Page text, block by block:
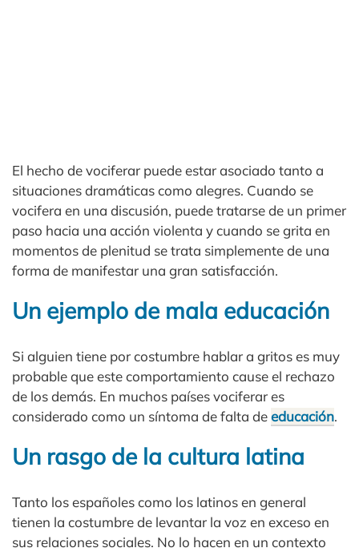
El hecho de vociferar puede estar asociado tanto a
situaciones dramáticas como alegres. Cuando se
vocifera en una discusión, puede tratarse de un primer
paso hacia una acción violenta y cuando se grita en
momentos de plenitud se trata simplemente de una
forma de manifestar una gran satisfacción.
Un ejemplo de mala educación
Si alguien tiene por costumbre hablar a gritos es muy
probable que este comportamiento cause el rechazo
de los demás. En muchos países vociferar es
considerado como un síntoma de falta deeducación.
Un rasgo de la cultura latina
Tanto los españoles como los latinos en general
tienen la costumbre de levantar la voz en exceso en
sus relaciones sociales. No lo hacen en un contexto